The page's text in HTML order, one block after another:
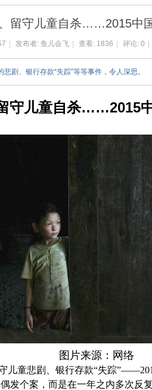
、留守儿童自杀……2015中
发布者: 鱼儿会飞 查看: 1836 评论: 0
悲剧、银行存款“失踪”等等事件，令人深思。
守儿童自杀……2015
图片来源：网络
儿童悲剧、银行存款“失踪
发个案，而是在一年之内多次反